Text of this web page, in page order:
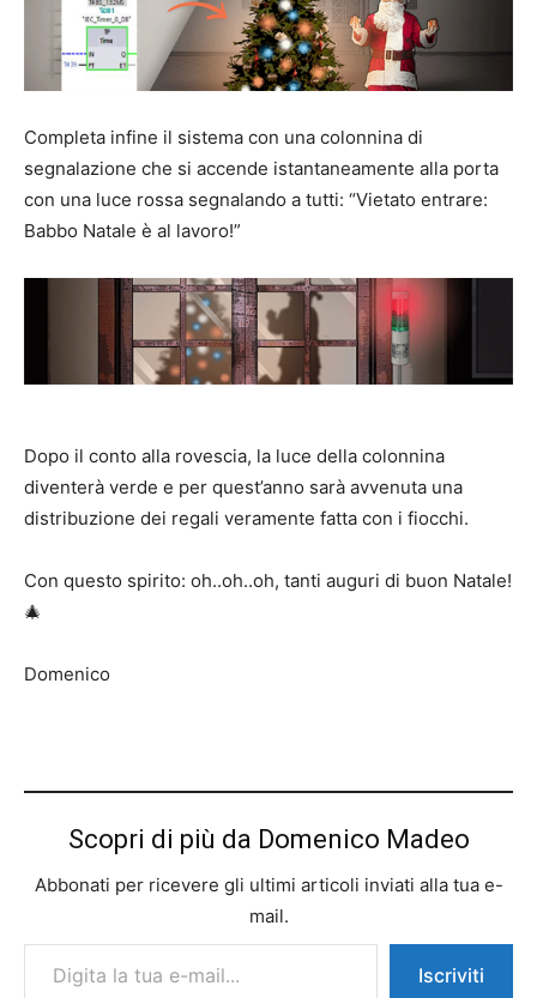
Completa infine il sistema con una colonnina di
segnalazione che si accende istantaneamente alla porta
con una luce rossa segnalando a tutti: “Vietato entrare:
Babbo Natale è al lavoro!”
Dopo il conto alla rovescia, la luce della colonnina
diventerà verde e per quest’anno sarà avvenuta una
distribuzione dei regali veramente fatta con i fiocchi.
Con questo spirito: oh..oh..oh, tanti auguri di buon Natale!
🎄
Domenico
Scopri di più da Domenico Madeo
Abbonati per ricevere gli ultimi articoli inviati alla tua e-
mail.
Digita la tua e-mail...
Iscriviti